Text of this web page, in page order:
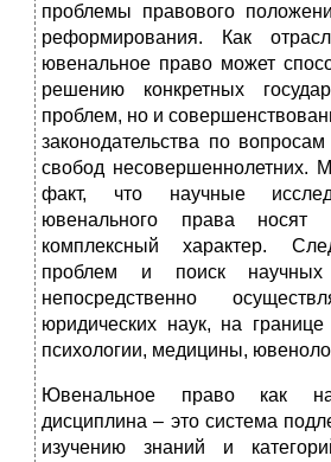
проблемы правового
реформирования. Как
ювенальное право может
решению конкретных
проблем, но и
законодательства по
свобод несовершеннолетних.
факт, что научные
ювенального права носят
комплексный характер.
проблем и поиск
непосредственно
юридических наук, на границе
психологии, медицины,
Ювенальное право как
дисциплина – это система
изучению знаний и